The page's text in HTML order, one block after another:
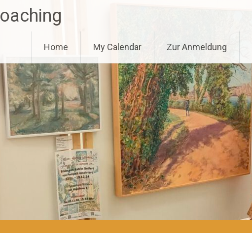
Home My Calendar Zur Anmeldung